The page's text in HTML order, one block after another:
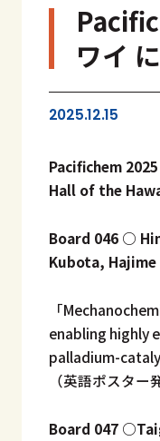
ワイ
2025.12.15
Pacifichem
Hall of the
Board 046 ○
Kubota,
「
enabling highly
palladium-
（英語ポスター
Board 047